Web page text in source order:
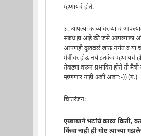
म्हणायचे होते.
३. आपल्या काव्यावरच्या व
संबंध हा आहे की जसे आपल्याला
आपणही दुखवले जाऊ नयेत व या
मैत्रीवर होऊ नये इतकेच म्हणायचे
तेवढ्या वरून प्रभावित होते ती
म्हणणार नाही अशी आशा:-)) (गं.)
चित्तरंजनः
एखाद्याने भटांचे काव्य
किंवा नाही ही गोष्ट त्याच्या